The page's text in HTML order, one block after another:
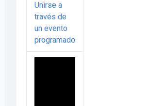
Unirse a
través de
un evento
programado